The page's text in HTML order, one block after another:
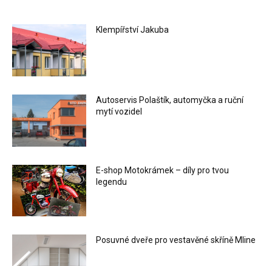
Klempířství Jakuba
Autoservis Polaštík, automyčka a ruční
mytí vozidel
E-shop Motokrámek – díly pro tvou
legendu
Posuvné dveře pro vestavěné skříně Mline